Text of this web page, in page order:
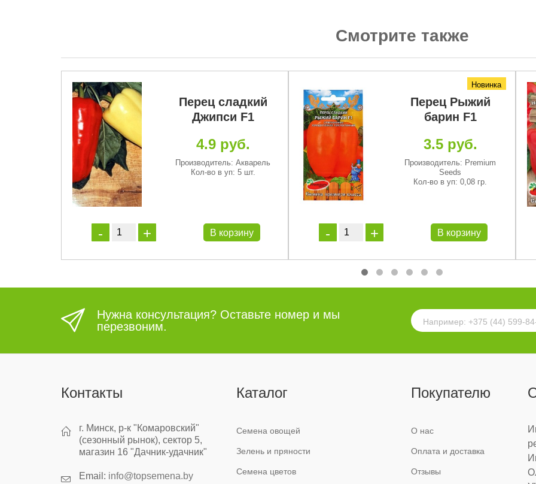
Смотрите также
Перец сладкий
Джипси F1
4.9 руб.
Производитель: Акварель
Кол-во в уп: 5 шт.
В корзину
Новинка
Перец Рыжий
барин F1
3.5 руб.
Производитель: Premium
Seeds
Кол-во в уп: 0,08 гр.
В корзину
Нужна консультация? Оставьте номер и мы
перезвоним.
Контакты
г. Минск, р-к "Комаровский"
(сезонный рынок), сектор 5,
магазин 16 "Дачник-удачник"
Email: info@topsemena.by
Каталог
Семена овощей
Зелень и пряности
Семена цветов
Покупателю
О нас
Оплата и доставка
Отзывы